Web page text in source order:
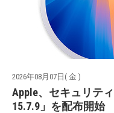
2026年08月07日( 金 )
Apple、セキュリテ
15.7.9」を配布開始